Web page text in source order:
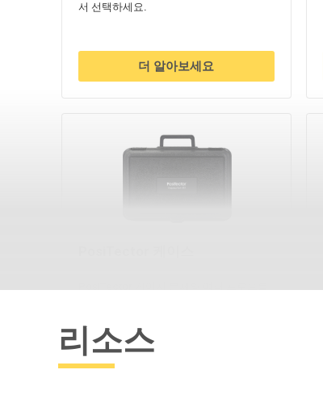
서 선택하세요.
더 알아보세요
리소스